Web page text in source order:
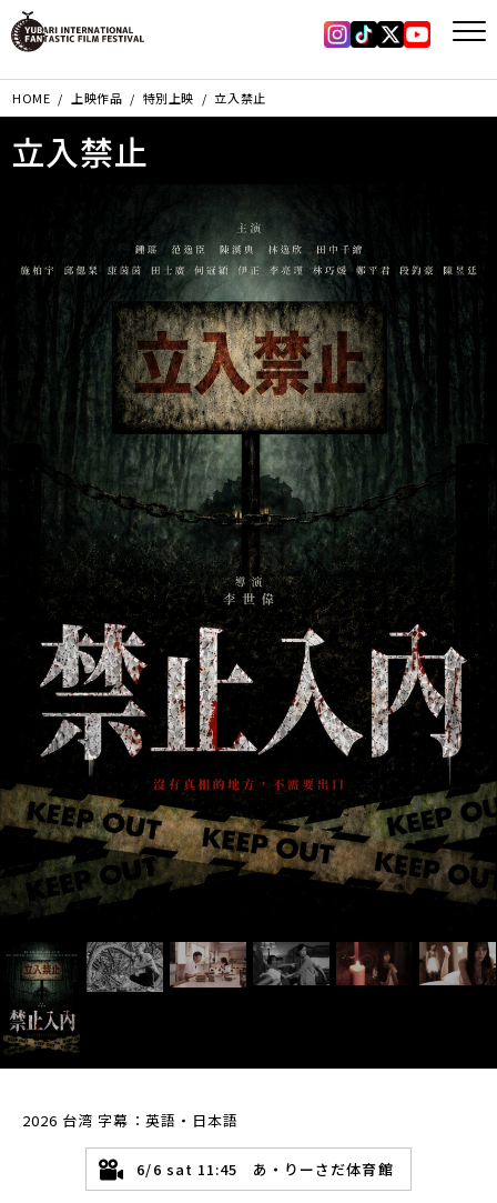
Instagram
Tiktok
X
HOME 上映作品 特別上映 立入禁止
立入禁止
2026 台湾 字幕：英語・日本語
6/6 sat 11:45 あ・りーさだ体育館